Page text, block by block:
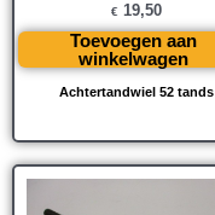
Achtertandwiel 52 tands
€ 19,50
Toevoegen aan
winkelwagen